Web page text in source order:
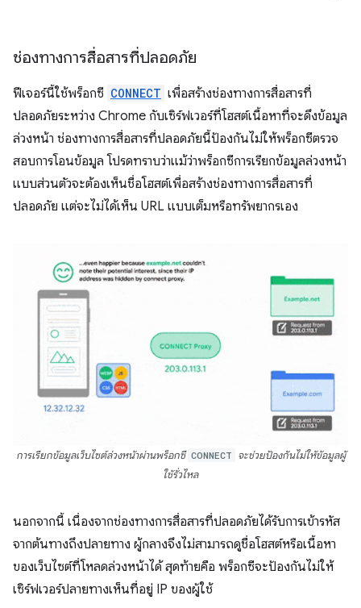
ช่องทางการสื่อสารที่ปลอดภัย
ฟีเจอร์นี้ใช้พร็อกซี CONNECT เพื่อสร้างช่องทางการสื่อสารที่
ปลอดภัยระหว่าง Chrome กับเซิร์ฟเวอร์ที่โฮสต์เนื้อหาที่จะดึงข้อมูล
ล่วงหน้า ช่องทางการสื่อสารที่ปลอดภัยนี้ป้องกันไม่ให้พร็อกซีตรวจ
สอบการโอนข้อมูล โปรดทราบว่าแม้ว่าพร็อกซีการเรียกข้อมูลล่วงหน้า
แบบส่วนตัวจะต้องเห็นชื่อโฮสต์เพื่อสร้างช่องทางการสื่อสารที่
ปลอดภัย แต่จะไม่ได้เห็น URL แบบเต็มหรือทรัพยากรเอง
การเรียกข้อมูลเว็บไซต์ล่วงหน้าผ่านพร็อกซี CONNECT จะช่วยป้องกันไม่ให้ข้อมูลผู้
ใช้รั่วไหล
นอกจากนี้ เนื่องจากช่องทางการสื่อสารที่ปลอดภัยได้รับการเข้ารหัส
จากต้นทางถึงปลายทาง ผู้กลางจึงไม่สามารถดูชื่อโฮสต์หรือเนื้อหา
ของเว็บไซต์ที่โหลดล่วงหน้าได้ สุดท้ายคือ พร็อกซีจะป้องกันไม่ให้
เซิร์ฟเวอร์ปลายทางเห็นที่อยู่ IP ของผู้ใช้